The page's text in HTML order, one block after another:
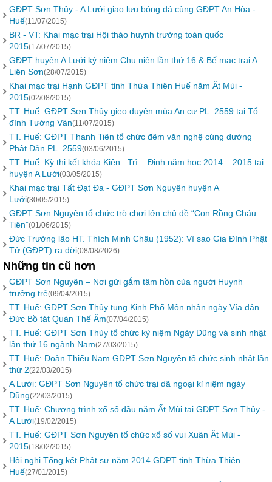
GĐPT Sơn Thủy - A Lưới giao lưu bóng đá cùng GĐPT An Hòa -
Huế(11/07/2015)
BR - VT: Khai mạc trại Hội thảo huynh trưởng toàn quốc
2015(17/07/2015)
GĐPT huyện A Lưới kỷ niệm Chu niên lần thứ 16 & Bế mạc trại A
Liên Sơn(28/07/2015)
Khai mạc trại Hạnh GĐPT tỉnh Thừa Thiên Huế năm Ất Mùi -
2015(02/08/2015)
TT. Huế: GĐPT Sơn Thủy gieo duyên mùa An cư PL. 2559 tại Tổ
đình Tường Vân(11/07/2015)
TT. Huế: GĐPT Thanh Tiên tổ chức đêm văn nghệ cúng dường
Phật Đản PL. 2559(03/06/2015)
TT. Huế: Kỳ thi kết khóa Kiên –Trì – Định năm học 2014 – 2015 tại
huyện A Lưới(03/05/2015)
Khai mạc trại Tất Đạt Đa - GĐPT Sơn Nguyên huyện A
Lưới(30/05/2015)
GĐPT Sơn Nguyên tổ chức trò chơi lớn chủ đề “Con Rồng Cháu
Tiên”(01/06/2015)
Đức Trưởng lão HT. Thích Minh Châu (1952): Vì sao Gia Đình Phật
Tử (GĐPT) ra đời(08/08/2026)
Những tin cũ hơn
GĐPT Sơn Nguyên – Nơi gửi gắm tâm hồn của người Huynh
trưởng trẻ(09/04/2015)
TT. Huế: GĐPT Sơn Thủy tụng Kinh Phổ Môn nhân ngày Vía đản
Đức Bồ tát Quán Thế Âm(07/04/2015)
TT. Huế: GĐPT Sơn Thủy tổ chức kỷ niệm Ngày Dũng và sinh nhật
lần thứ 16 ngành Nam(27/03/2015)
TT. Huế: Đoàn Thiếu Nam GĐPT Sơn Nguyên tổ chức sinh nhật lần
thứ 2(22/03/2015)
A Lưới: GĐPT Sơn Nguyên tổ chức trại dã ngoại kỉ niệm ngày
Dũng(22/03/2015)
TT. Huế: Chương trình xổ số đầu năm Ất Mùi tại GĐPT Sơn Thủy -
A Lưới(19/02/2015)
TT. Huế: GĐPT Sơn Nguyên tổ chức xổ số vui Xuân Ất Mùi -
2015(18/02/2015)
Hội nghị Tổng kết Phật sự năm 2014 GĐPT tỉnh Thừa Thiên
Huế(27/01/2015)